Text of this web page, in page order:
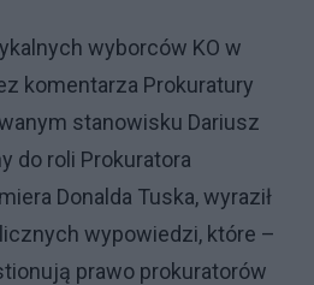
wyborców KO w
komentarza Prokuratury
stanowisku Dariusz
do roli Prokuratora
Donalda Tuska, wyraził
wypowiedzi, które –
prawo prokuratorów